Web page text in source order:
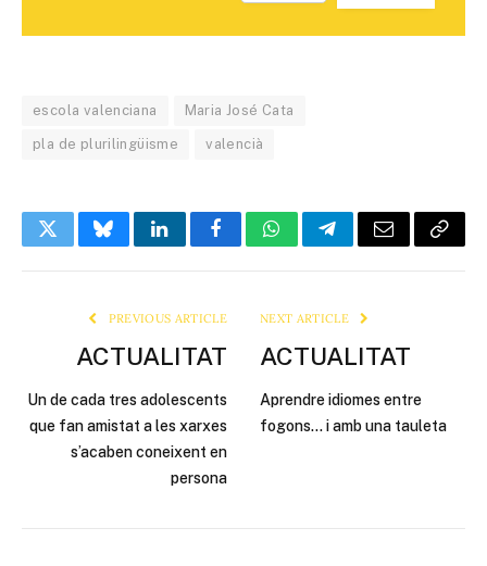
escola valenciana Maria José Cata
pla de plurilingüisme valencià
TwitterBlueskyLinkedInFacebookWhatsAppTelegramEmail Copy
PREVIOUS ARTICLE
ACTUALITAT
Un de cada tres adolescents
que fan amistat a les xarxes
s’acaben coneixent en
persona
NEXT ARTICLE
ACTUALITAT
Aprendre idiomes entre
fogons… i amb una tauleta